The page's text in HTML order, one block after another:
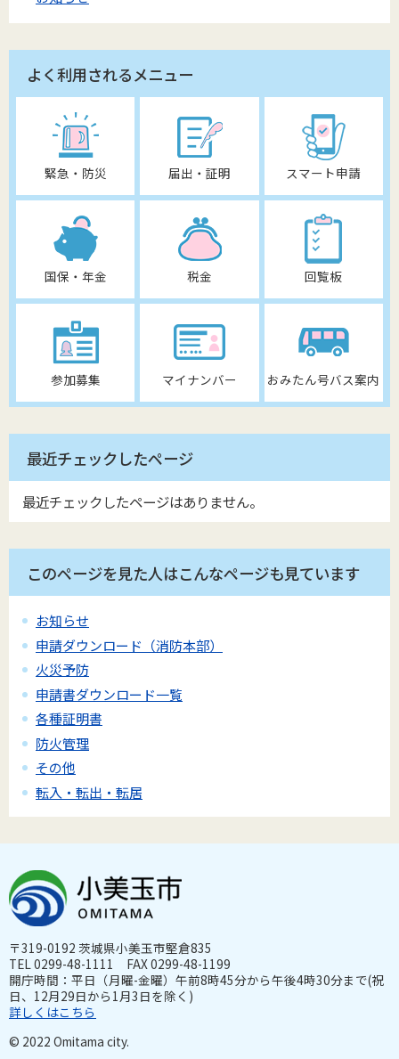
よく利用されるメニュー
緊急・防災 届出・証明 スマート申請
国保・年金 税金 回覧板
参加募集 マイナンバー おみたん号バス案内
最近チェックしたページ
最近チェックしたページはありません。
このページを見た人はこんなページも見ています
お知らせ
申請ダウンロード（消防本部）
火災予防
申請書ダウンロード一覧
各種証明書
防火管理
その他
転入・転出・転居
〒319-0192 茨城県小美玉市堅倉835
TEL 0299-48-1111 FAX 0299-48-1199
開庁時間：平日（月曜-金曜）午前8時45分から午後4時30分まで(祝
日、12月29日から1月3日を除く)
詳しくはこちら
© 2022 Omitama city.